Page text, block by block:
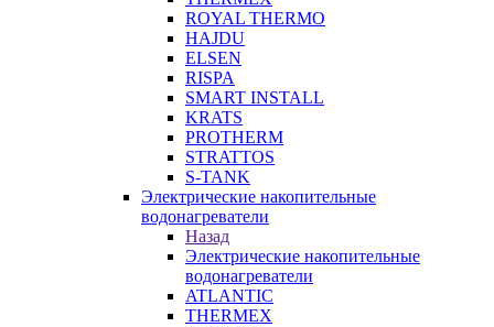
ROYAL THERMO
HAJDU
ELSEN
RISPA
SMART INSTALL
KRATS
PROTHERM
STRATTOS
S-TANK
Электрические накопительные
водонагреватели
Назад
Электрические накопительные
водонагреватели
ATLANTIC
THERMEX